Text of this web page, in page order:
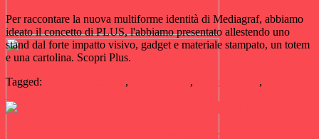
Per raccontare la nuova multiforme identità di Mediagraf, abbiamo
ideato il concetto di PLUS, l'abbiamo presentato allestendo uno
stand dal forte impatto visivo, gadget e materiale stampato, un totem
e una cartolina. Scopri Plus.
Tagged:
, , Maria Marega ,
View
PIZZA E PASTA: rivista nazionale con illustratori